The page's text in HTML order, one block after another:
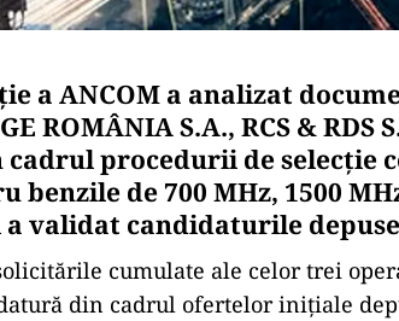
a ANCOM a analizat
ROMÂNIA S.A., RCS & RDS
cadrul procedurii de selecție
benzile de 700 MHz, 1500
a validat candidaturile
cumulate ale celor trei
din cadrul ofertelor inițiale